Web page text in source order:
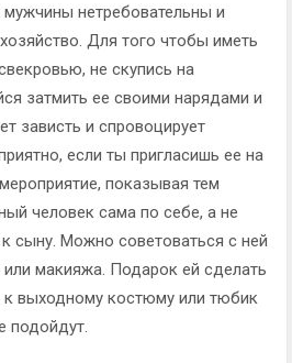
нетребовательны и
Для того чтобы иметь
не скупись на
затмить ее своими нарядами и
зависть и спровоцирует
если ты пригласишь ее на
показывая тем
человек сама по себе, а не
сыну. Можно советоваться с ней
макияжа. Подарок ей сделать
к выходному костюму или тюбик
подойдут.